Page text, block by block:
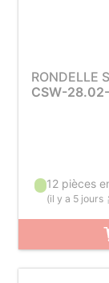
RONDELLE
CSW-
12 pièces
(il y a 5 jours